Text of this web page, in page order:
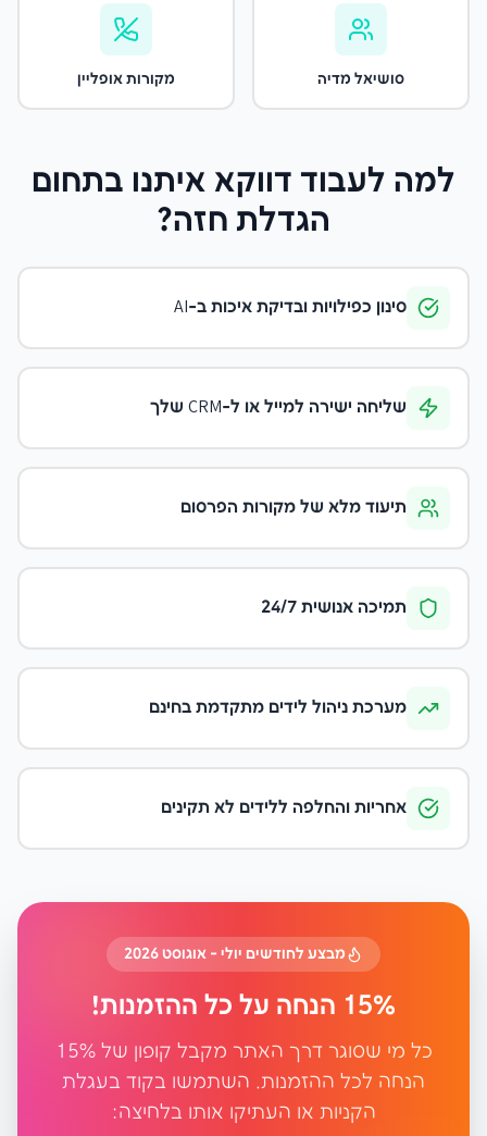
סושיאל מדיה מקורות אופליין
למה לעבוד דווקא איתנו בתחום
הגדלת חזה?
סינון כפילויות ובדיקת איכות ב-AI
שליחה ישירה למייל או ל-CRM שלך
תיעוד מלא של מקורות הפרסום
תמיכה אנושית 24/7
מערכת ניהול לידים מתקדמת בחינם
אחריות והחלפה ללידים לא תקינים
מבצע לחודשים יולי - אוגוסט 2026
15% הנחה על כל ההזמנות!
כל מי שסוגר דרך האתר מקבל קופון של 15%
הנחה לכל ההזמנות. השתמשו בקוד בעגלת
הקניות או העתיקו אותו בלחיצה: